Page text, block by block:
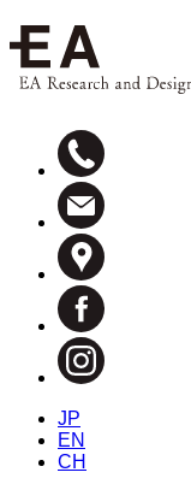
JP
EN
CH